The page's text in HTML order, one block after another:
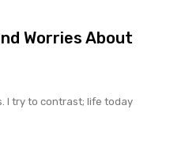
Worries About
I try to contrast; life today